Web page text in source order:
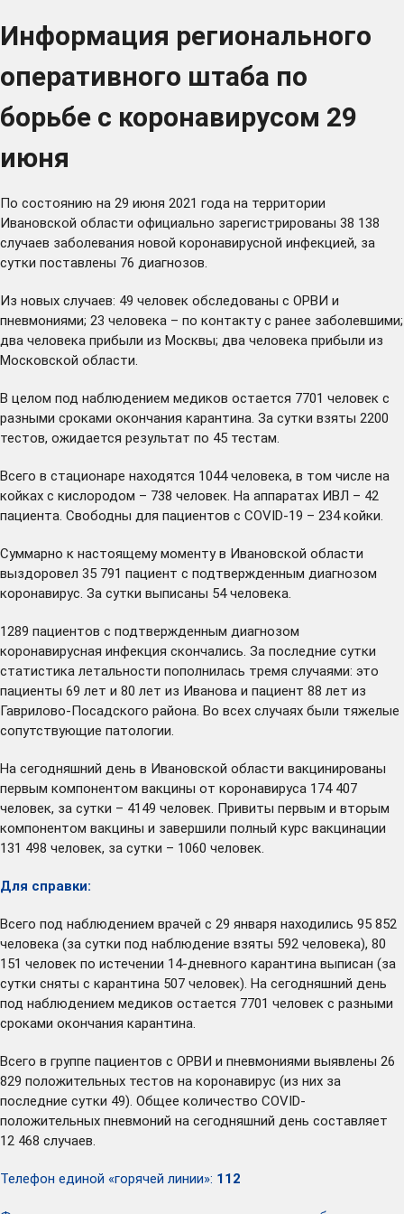
Информация регионального
оперативного штаба по
борьбе с коронавирусом 29
июня
По состоянию на 29 июня 2021 года на территории
Ивановской области официально зарегистрированы 38 138
случаев заболевания новой коронавирусной инфекцией, за
сутки поставлены 76 диагнозов.
Из новых случаев: 49 человек обследованы с ОРВИ и
пневмониями; 23 человека – по контакту с ранее заболевшими;
два человека прибыли из Москвы; два человека прибыли из
Московской области.
В целом под наблюдением медиков остается 7701 человек с
разными сроками окончания карантина. За сутки взяты 2200
тестов, ожидается результат по 45 тестам.
Всего в стационаре находятся 1044 человека, в том числе на
койках с кислородом – 738 человек. На аппаратах ИВЛ – 42
пациента. Свободны для пациентов с COVID-19 – 234 койки.
Суммарно к настоящему моменту в Ивановской области
выздоровел 35 791 пациент с подтвержденным диагнозом
коронавирус. За сутки выписаны 54 человека.
1289 пациентов с подтвержденным диагнозом
коронавирусная инфекция скончались. За последние сутки
статистика летальности пополнилась тремя случаями: это
пациенты 69 лет и 80 лет из Иванова и пациент 88 лет из
Гаврилово-Посадского района. Во всех случаях были тяжелые
сопутствующие патологии.
На сегодняшний день в Ивановской области вакцинированы
первым компонентом вакцины от коронавируса 174 407
человек, за сутки – 4149 человек. Привиты первым и вторым
компонентом вакцины и завершили полный курс вакцинации
131 498 человек, за сутки – 1060 человек.
Для справки:
Всего под наблюдением врачей с 29 января находились 95 852
человека (за сутки под наблюдение взяты 592 человека), 80
151 человек по истечении 14-дневного карантина выписан (за
сутки сняты с карантина 507 человек). На сегодняшний день
под наблюдением медиков остается 7701 человек с разными
сроками окончания карантина.
Всего в группе пациентов с ОРВИ и пневмониями выявлены 26
829 положительных тестов на коронавирус (из них за
последние сутки 49). Общее количество COVID-
положительных пневмоний на сегодняшний день составляет
12 468 случаев.
Телефон единой «горячей линии»: 112